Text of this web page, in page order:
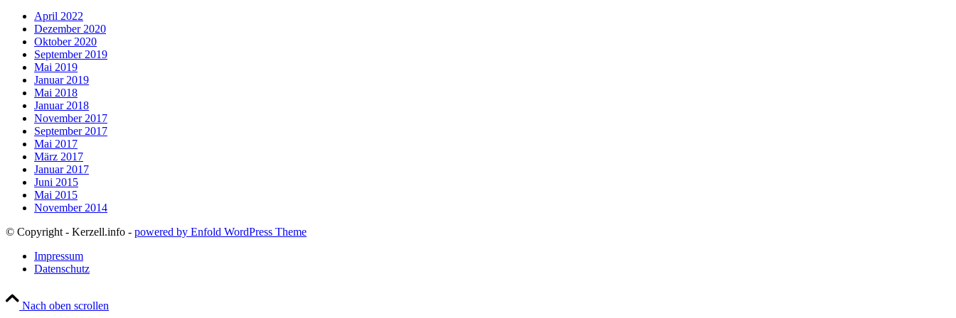
April 2022
Dezember 2020
Oktober 2020
September 2019
Mai 2019
Januar 2019
Mai 2018
Januar 2018
November 2017
September 2017
Mai 2017
März 2017
Januar 2017
Juni 2015
Mai 2015
November 2014
© Copyright - Kerzell.info - powered by Enfold WordPress Theme
Impressum
Datenschutz
Nach oben scrollen